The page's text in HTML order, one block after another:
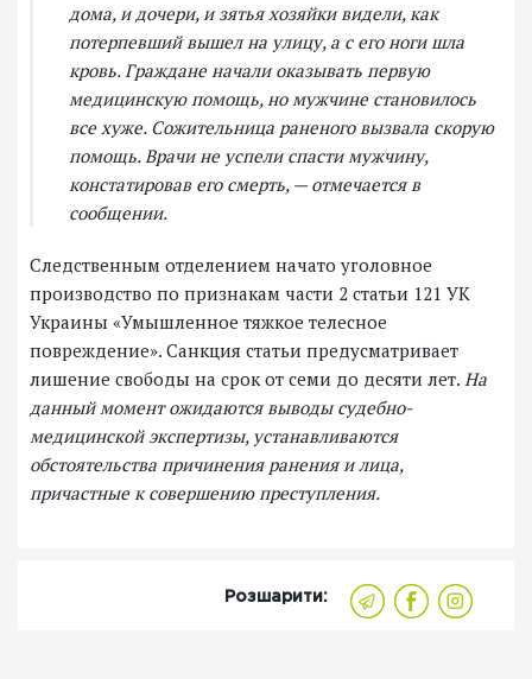
дома, и дочери, и зятья хозяйки видели, как
потерпевший вышел на улицу, а с его ноги шла
кровь. Граждане начали оказывать первую
медицинскую помощь, но мужчине становилось
все хуже. Сожительница раненого вызвала скорую
помощь. Врачи не успели спасти мужчину,
констатировав его смерть, — отмечается в
сообщении.
Следственным отделением начато уголовное
производство по признакам части 2 статьи 121 УК
Украины «Умышленное тяжкое телесное
повреждение». Санкция статьи предусматривает
лишение свободы на срок от семи до десяти лет. На
данный момент ожидаются выводы судебно-
медицинской экспертизы, устанавливаются
обстоятельства причинения ранения и лица,
причастные к совершению преступления.
Розшарити: